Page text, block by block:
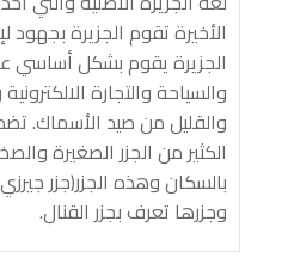
الأخيرة تقوم الجزيرة بجهود
الجزيرة يقوم بشكل أساسي
والسياحة والتجارة
والقليل من صيد الأسماك.
الكثير من الجزر الصغيرة
بالسكان وهذه الجزر(جزر
وجزرها تعرف بجزر القنال.